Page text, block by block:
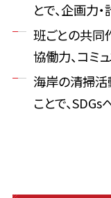
とで、企画力
班ごとの共同
協働力、コミ
海岸の清掃活
ことで、